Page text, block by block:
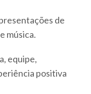
de
música.
equipe,
positiva